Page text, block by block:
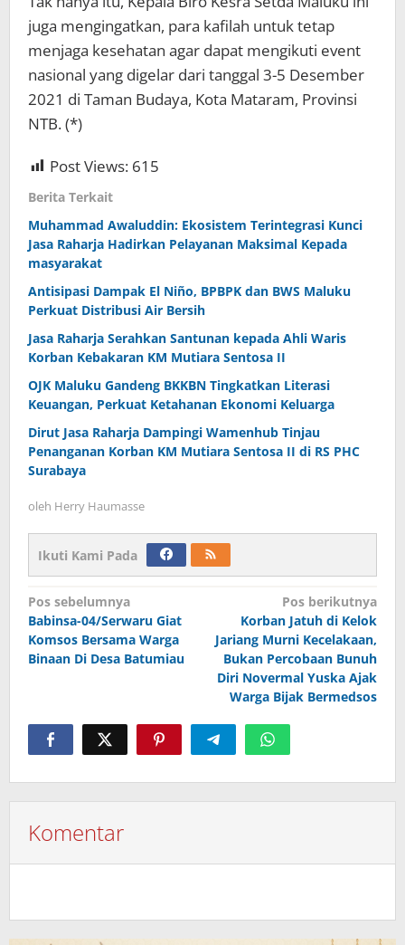
juga mengingatkan, para kafilah untuk tetap
menjaga kesehatan agar dapat mengikuti event
nasional yang digelar dari tanggal 3-5 Desember
2021 di Taman Budaya, Kota Mataram, Provinsi
NTB. (*)
Post Views: 615
Berita Terkait
Muhammad Awaluddin: Ekosistem Terintegrasi Kunci
Jasa Raharja Hadirkan Pelayanan Maksimal Kepada
masyarakat
Antisipasi Dampak El Niño, BPBPK dan BWS Maluku
Perkuat Distribusi Air Bersih
Jasa Raharja Serahkan Santunan kepada Ahli Waris
Korban Kebakaran KM Mutiara Sentosa II
OJK Maluku Gandeng BKKBN Tingkatkan Literasi
Keuangan, Perkuat Ketahanan Ekonomi Keluarga
Dirut Jasa Raharja Dampingi Wamenhub Tinjau
Penanganan Korban KM Mutiara Sentosa II di RS PHC
Surabaya
oleh Herry Haumasse
Ikuti Kami Pada
Navigasi
pos
Pos sebelumnya
Babinsa-04/Serwaru Giat
Komsos Bersama Warga
Binaan Di Desa Batumiau
Pos berikutnya
Korban Jatuh di Kelok
Jariang Murni Kecelakaan,
Bukan Percobaan Bunuh
Diri Novermal Yuska Ajak
Warga Bijak Bermedsos
Komentar